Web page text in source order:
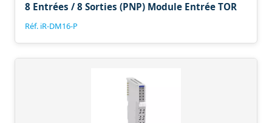
8 Entrées / 8 Sorties (PNP) Module Entrée TOR
Réf. iR-DM16-P